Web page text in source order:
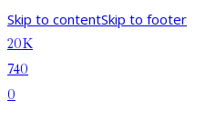
Skip to contentSkip to footer
20K
740
0